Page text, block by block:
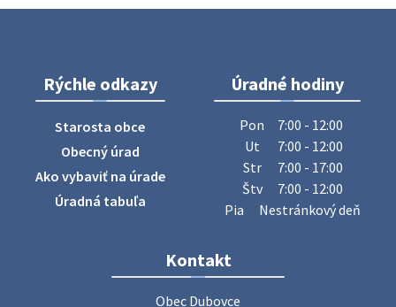
Zájazd do Veľkého Medera
Základná organizácia Únie žien Slovenska Dubovce
srdečne pozýva svoje členky, ich rodinných príslušníkov aj
priateľov na jednodňový zájazd na termálne kúpalisko
Veľký Meder, ktorý …
Poradne komplexnej pomoci
Poradne komplexnej pomoci ponúkajú bezplatné a
Rýchle odkazy
Starosta obce
Obecný úrad
Ako vybaviť na úrade
Úradná tabuľa
Úradné hodiny
Pon
7:00 - 12:00
Ut
7:00 - 12:00
Str
7:00 - 17:00
Štv
7:00 - 12:00
Pia
Nestránkový deň
Kontakt
Obec Dubovce